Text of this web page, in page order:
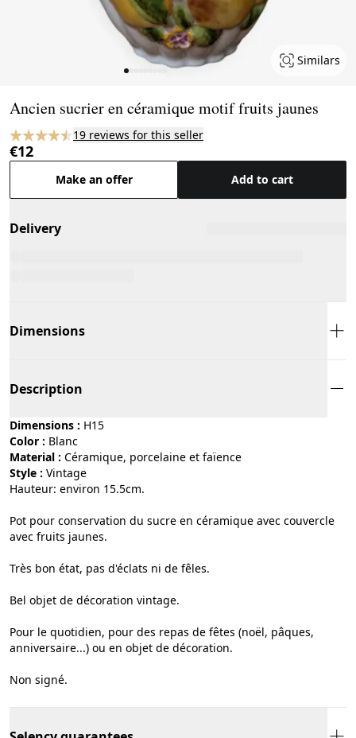
Similars
Ancien sucrier en céramique motif fruits jaunes
19 reviews for this seller
€12
Make an offer Add to cart
Delivery
Dimensions
Description
Dimensions : H15
Color :
blanc
Material :
céramique, porcelaine et faïence
Style :
vintage
Hauteur: environ 15.5cm.
Pot pour conservation du sucre en céramique avec couvercle
avec fruits jaunes.
Très bon état, pas d'éclats ni de fêles.
Bel objet de décoration vintage.
Pour le quotidien, pour des repas de fêtes (noël, pâques,
anniversaire...) ou en objet de décoration.
Non signé.